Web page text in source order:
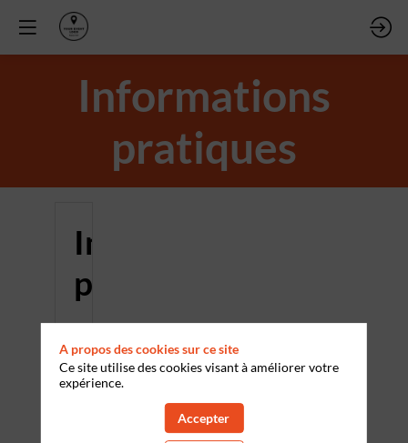
Informations
pratiques
Informations
pratiques
et
lieu
A propos des cookies sur ce site
Ce site utilise des cookies visant à améliorer votre
expérience.
Accepter